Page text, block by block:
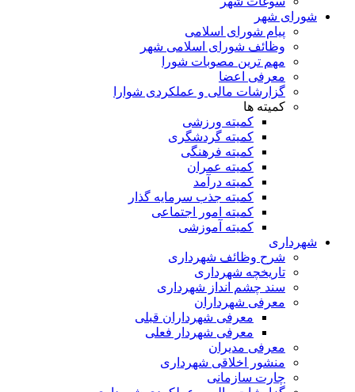
شورای شهر
پیام شورای اسلامی
وظائف شورای اسلامی شهر
مهم ترین مصوبات شورا
معرفی اعضا
گزارشات مالی و عملکردی شوارا
کمیته ها
کمیته ورزشی
کمیته گردشگری
کمیته فرهنگی
کمیته عمران
کمیته درآمد
کمیته جذب سرمایه گذار
کمیته امور اجتماعی
کمیته آموزشی
شهرداری
شرح وظائف شهرداری
تاریخچه شهرداری
سند چشم انداز شهرداری
معرفی شهرداران
معرفی شهرداران قبلی
معرفی شهردار فعلی
معرفی مدیران
منشور اخلاقی شهرداری
چارت سازمانی